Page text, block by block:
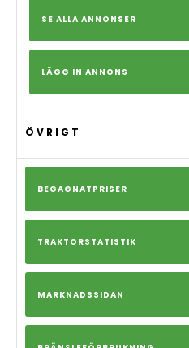
SE ALLA ANNONSER
LÄGG IN ANNONS
ÖVRIGT
BEGAGNATPRISER
TRAKTORSTATISTIK
MARKNADSSIDAN